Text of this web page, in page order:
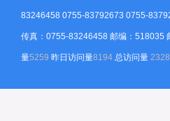
83246458 0755-83792673 0755-
传真：0755-83246458 邮编：518035
量5259 昨日访问量8194 总访问量